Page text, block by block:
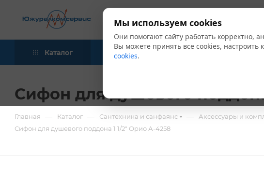
Каталог Акции Бренды
Сифон для душевого
Главная — Каталог — Сантехника и санфаянс — Аксессуары и
Сифон для душевого поддона 1 1/2" Орио А-4258
Мы используем cookies
Они помогают сайту работать корректно,
Вы можете принять все cookies, настроить
cookies.